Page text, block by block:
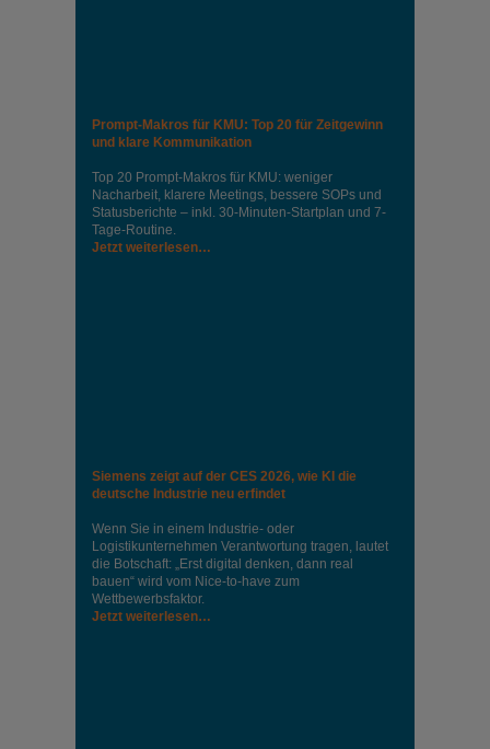
Prompt-Makros für KMU: Top 20 für Zeitgewinn
und klare Kommunikation
Top 20 Prompt-Makros für KMU: weniger
Nacharbeit, klarere Meetings, bessere SOPs und
Statusberichte – inkl. 30-Minuten-Startplan und 7-
Tage-Routine.
Jetzt weiterlesen…
Siemens zeigt auf der CES 2026, wie KI die
deutsche Industrie neu erfindet
Wenn Sie in einem Industrie‑ oder
Logistikunternehmen Verantwortung tragen, lautet
die Botschaft: „Erst digital denken, dann real
bauen“ wird vom Nice‑to‑have zum
Wettbewerbsfaktor.
Jetzt weiterlesen…